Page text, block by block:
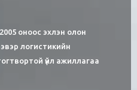
оноос эхлэн олон
логистикийн
үйл ажиллагаа